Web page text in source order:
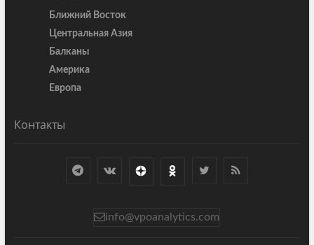
Ближний Восток
Центральная Азия
Балканы
Америка
Европа
Контакты
info@vpoanalytics.com